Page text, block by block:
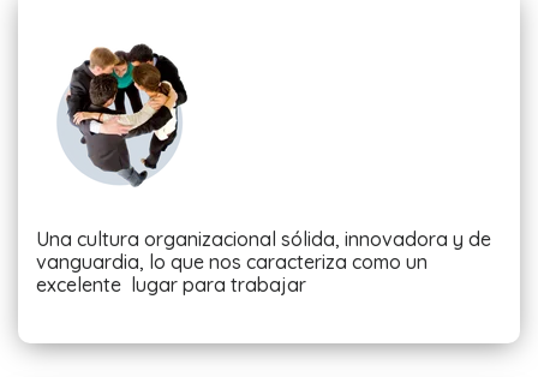
Una cultura organizacional sólida, innovadora y de
vanguardia, lo que nos caracteriza como un
excelente lugar para trabajar